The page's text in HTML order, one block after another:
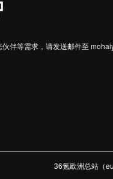
伴等需求，请发送邮件至
36氪欧洲总站（